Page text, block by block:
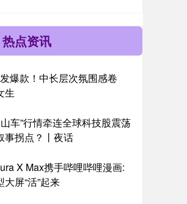
热点资讯
爆款！中长层次氛围感卷
生
车”行情牵连全球科技股震荡
事拐点？丨夜话
X Max携手哔哩哔哩漫画:
屏“活”起来